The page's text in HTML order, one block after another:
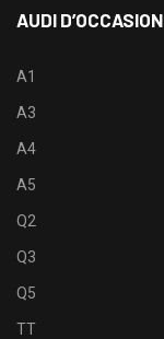
AUDI D’OCCASION
A1
A3
A4
A5
Q2
Q3
Q5
TT